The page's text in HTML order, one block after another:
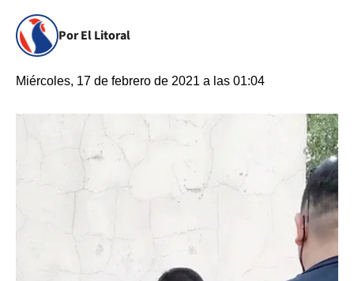
Por El Litoral
Miércoles, 17 de febrero de 2021 a las 01:04